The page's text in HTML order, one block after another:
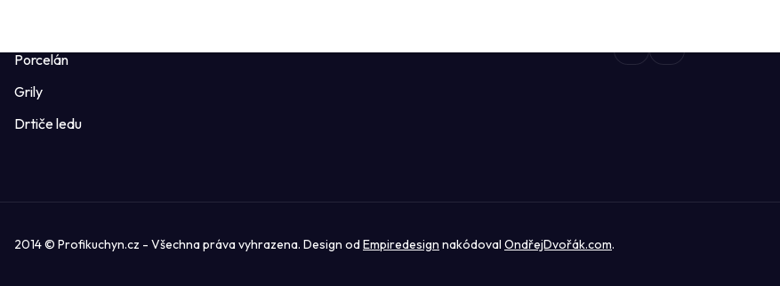
Porcelán
Grily
Drtiče ledu
2014 © Profikuchyn.cz - Všechna práva vyhrazena. Design odEmpiredesign nakódoval OndřejDvořák.com.